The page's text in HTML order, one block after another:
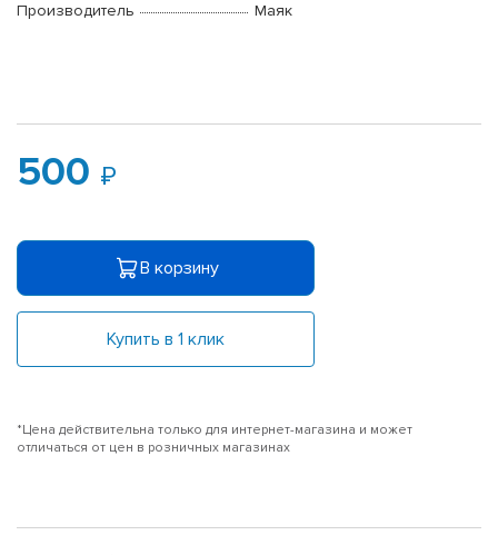
Производитель
Маяк
500
В корзину
Купить в 1 клик
*Цена действительна только для интернет-магазина и может
отличаться от цен в розничных магазинах